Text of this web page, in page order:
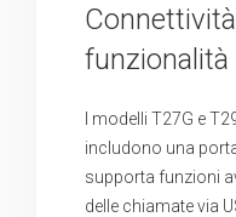
funzionalità
I modelli T27G e
includono una
supporta funzioni
delle chiamate via